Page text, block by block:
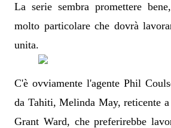
La serie sembra promettere
molto particolare che dovrà
unita.
C'è ovviamente l'agente Phil
da Tahiti, Melinda May, reticente
Grant Ward, che preferirebbe